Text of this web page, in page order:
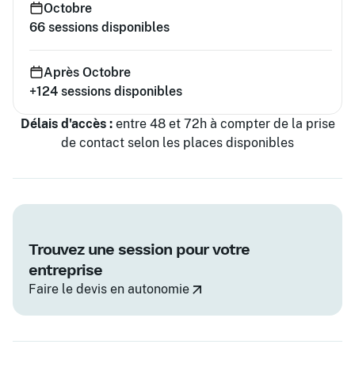
Octobre
66 sessions disponibles
Après Octobre
+124 sessions disponibles
Délais d'accès :entre 48 et 72h à compter de la prise
de contact selon les places disponibles
Trouvez une session pour votre
entreprise
Faire le devis en autonomie